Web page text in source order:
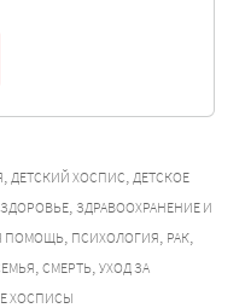
ДЕТСКИЙ ХОСПИС ДЕТСКОЕ
ЗДОРОВЬЕ ЗДРАВООХРАНЕНИЕ И
ПОМОЩЬ ПСИХОЛОГИЯ РАК
СМЕРТЬ УХОД ЗА
ХОСПИСЫ